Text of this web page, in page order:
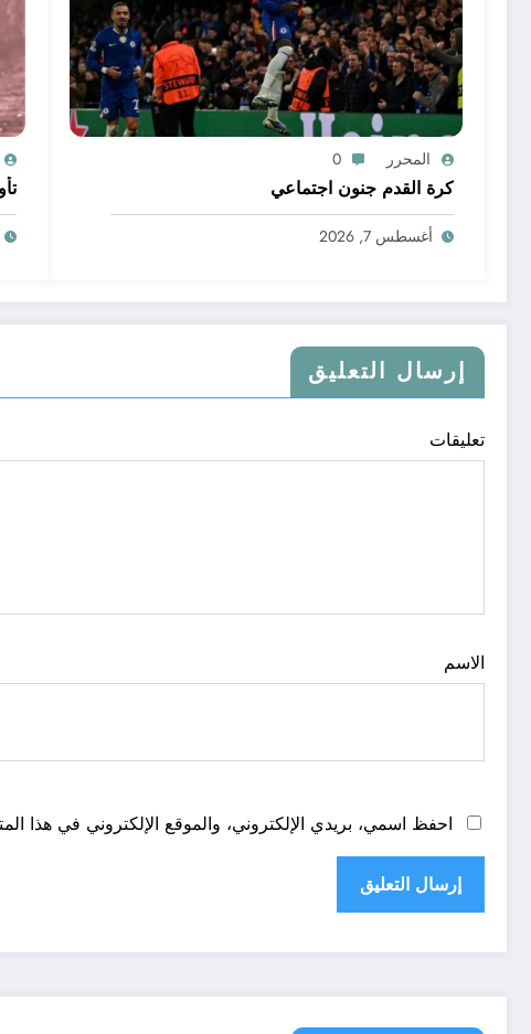
المحرر 0
كرة القدم جنون اجتماعي
أغسطس 7, 2026
إرسال التعليق
تعليقات
الاسم
احفظ اسمي، بريدي الإلكتروني، والموقع الإلكتروني في هذا